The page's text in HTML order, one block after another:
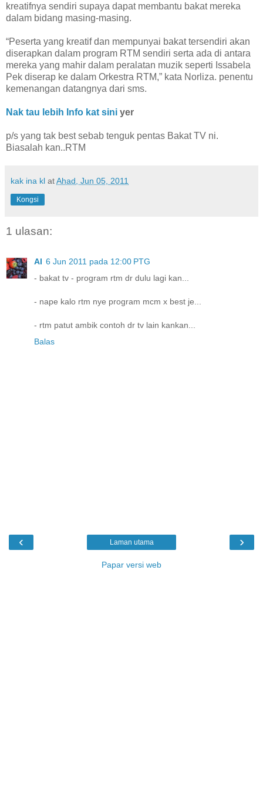
kreatifnya sendiri supaya dapat membantu bakat mereka
dalam bidang masing-masing.
“Peserta yang kreatif dan mempunyai bakat tersendiri akan
diserapkan dalam program RTM sendiri serta ada di antara
mereka yang mahir dalam peralatan muzik seperti Issabela
Pek diserap ke dalam Orkestra RTM,” kata Norliza. penentu
kemenangan datangnya dari sms.
Nak tau lebih Info kat sini yer
p/s yang tak best sebab tenguk pentas Bakat TV ni.
Biasalah kan..RTM
kak ina kl atAhad, Jun 05, 2011
Kongsi
1 ulasan:
AI 6 Jun 2011 pada 12:00 PTG
- bakat tv - program rtm dr dulu lagi kan...
- nape kalo rtm nye program mcm x best je...
- rtm patut ambik contoh dr tv lain kankan...
Balas
‹ ›
Laman utama
Papar versi web